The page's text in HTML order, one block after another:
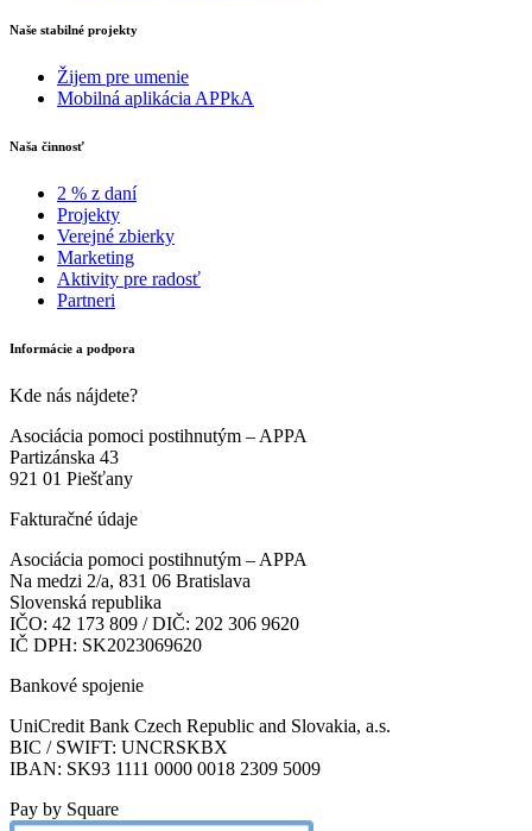
Naše stabilné projekty
Žijem pre umenie
Mobilná aplikácia APPkA
Naša činnosť
2 % z daní
Projekty
Verejné zbierky
Marketing
Aktivity pre radosť
Partneri
Informácie a podpora
Kde nás nájdete?
Asociácia pomoci postihnutým – APPA
Partizánska 43
921 01 Piešťany
Fakturačné údaje
Asociácia pomoci postihnutým – APPA
Na medzi 2/a, 831 06 Bratislava
Slovenská republika
IČO: 42 173 809 / DIČ: 202 306 9620
IČ DPH: SK2023069620
Bankové spojenie
UniCredit Bank Czech Republic and Slovakia, a.s.
BIC / SWIFT: UNCRSKBX
IBAN: SK93 1111 0000 0018 2309 5009
Pay by Square